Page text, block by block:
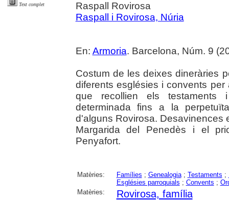
Text complet
Raspall Rovirosa
Raspall i Rovirosa, Núria
En: Armoria. Barcelona, Núm. 9
Costum de les deixes dineràries
diferents esglésies i convents
que recollien els
determinada fins a la
d'alguns Rovirosa. Desavinences
Margarida del Penedès i el
Penyafort.
Matèries: Famílies ; Genealogia; Testaments ;
Esglésies parroquials ; Convents ;
Matèries:
Rovirosa, família